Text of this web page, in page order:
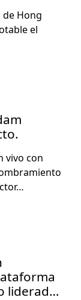
de Hong
el
vivo con
liderado